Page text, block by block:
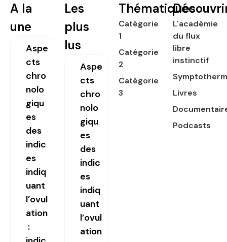
A la
une
Aspe
cts
chro
nolo
giqu
es
des
indic
es
indiq
uant
l’ovul
ation
:
Les
plus
lus
Aspe
cts
chro
nolo
giqu
es
des
indic
es
indiq
uant
l’ovul
ation
Thématiques
Catégorie
1
Catégorie
2
Catégorie
3
L'académie
du flux
libre
instinctif
Livres
Podcasts